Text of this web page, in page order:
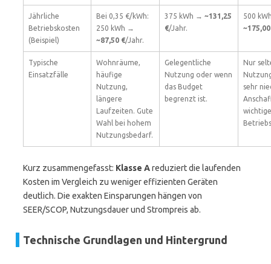
Jährliche
Betriebskosten
(Beispiel)
Bei 0,35 €/kWh:
250 kWh →
~87,50 €/Jahr.
375 kWh → ~131,25
€/Jahr.
500
Typische
Einsatzfälle
Wohnräume,
häufige
Nutzung,
längere
Laufzeiten. Gute
Wahl bei hohem
Nutzungsbedarf.
Gelegentliche
Nutzung oder wenn
das Budget
begrenzt ist.
Nur
sehr
Kurz zusammengefasst: Klasse Areduziert die laufenden
Kosten im Vergleich zu weniger effizienten Geräten
deutlich. Die exakten Einsparungen hängen von
SEER/SCOP, Nutzungsdauer und Strompreis ab.
Technische Grundlagen und Hintergrund